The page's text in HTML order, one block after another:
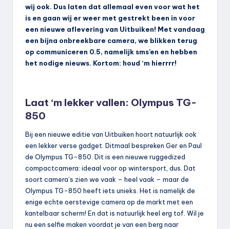
wij ook. Dus laten dat allemaal even voor wat het
is en gaan wij er weer met gestrekt been in voor
een nieuwe aflevering van Uitbuiken! Met vandaag
een bijna onbreekbare camera, we blikken terug
op communiceren 0.5, namelijk sms’en en hebben
het nodige nieuws. Kortom: houd ‘m hierrrr!
Laat ‘m lekker vallen: Olympus TG-
850
Bij een nieuwe editie van Uitbuiken hoort natuurlijk ook
een lekker verse gadget. Ditmaal bespreken Ger en Paul
de Olympus TG-850. Dit is een nieuwe ruggedized
compactcamera: ideaal voor op wintersport, dus. Dat
soort camera’s zien we vaak – heel vaak – maar de
Olympus TG-850 heeft iets unieks. Het is namelijk de
enige echte oerstevige camera op de markt met een
kantelbaar scherm! En dat is natuurlijk heel erg tof. Wil je
nu een selfie maken voordat je van een berg naar